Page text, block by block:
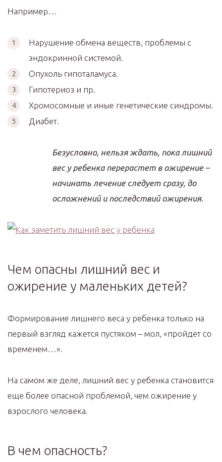
Например…
Нарушение обмена веществ, проблемы с
эндокринной системой.
Опухоль гипоталамуса.
Гипотериоз и пр.
Хромосомные и иные генетические синдромы.
Диабет.
Безусловно, нельзя ждать, пока лишний
вес у ребенка перерастет в ожирение –
начинать лечение следует сразу, до
осложнений и последствий ожирения.
Чем опасны лишний вес и
ожирение у маленьких детей?
Формирование лишнего веса у ребенка только на
первый взгляд кажется пустяком – мол, «пройдет со
временем…».
На самом же деле, лишний вес у ребенка становится
еще более опасной проблемой, чем ожирение у
взрослого человека.
В чем опасность?